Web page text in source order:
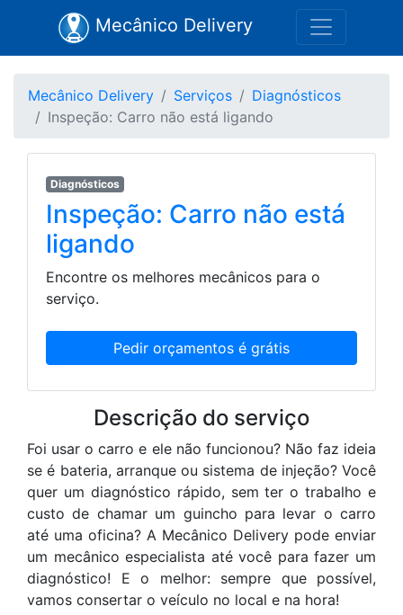
Mecânico Delivery
Mecânico Delivery Serviços
Diagnósticos
Inspeção: Carro não está ligando
Diagnósticos
Inspeção: Carro não está
ligando
Encontre os melhores mecânicos para o
serviço.
Descrição do serviço
Foi usar o carro e ele não funcionou? Não faz ideia
se é bateria, arranque ou sistema de injeção? Você
quer um diagnóstico rápido, sem ter o trabalho e
custo de chamar um guincho para levar o carro
até uma oficina? A Mecânico Delivery pode enviar
um mecânico especialista até você para fazer um
diagnóstico! E o melhor: sempre que possível,
vamos consertar o veículo no local e na hora!